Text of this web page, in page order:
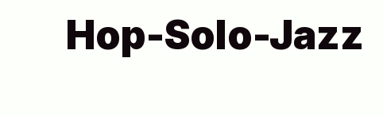
Hop-Solo-Jazz